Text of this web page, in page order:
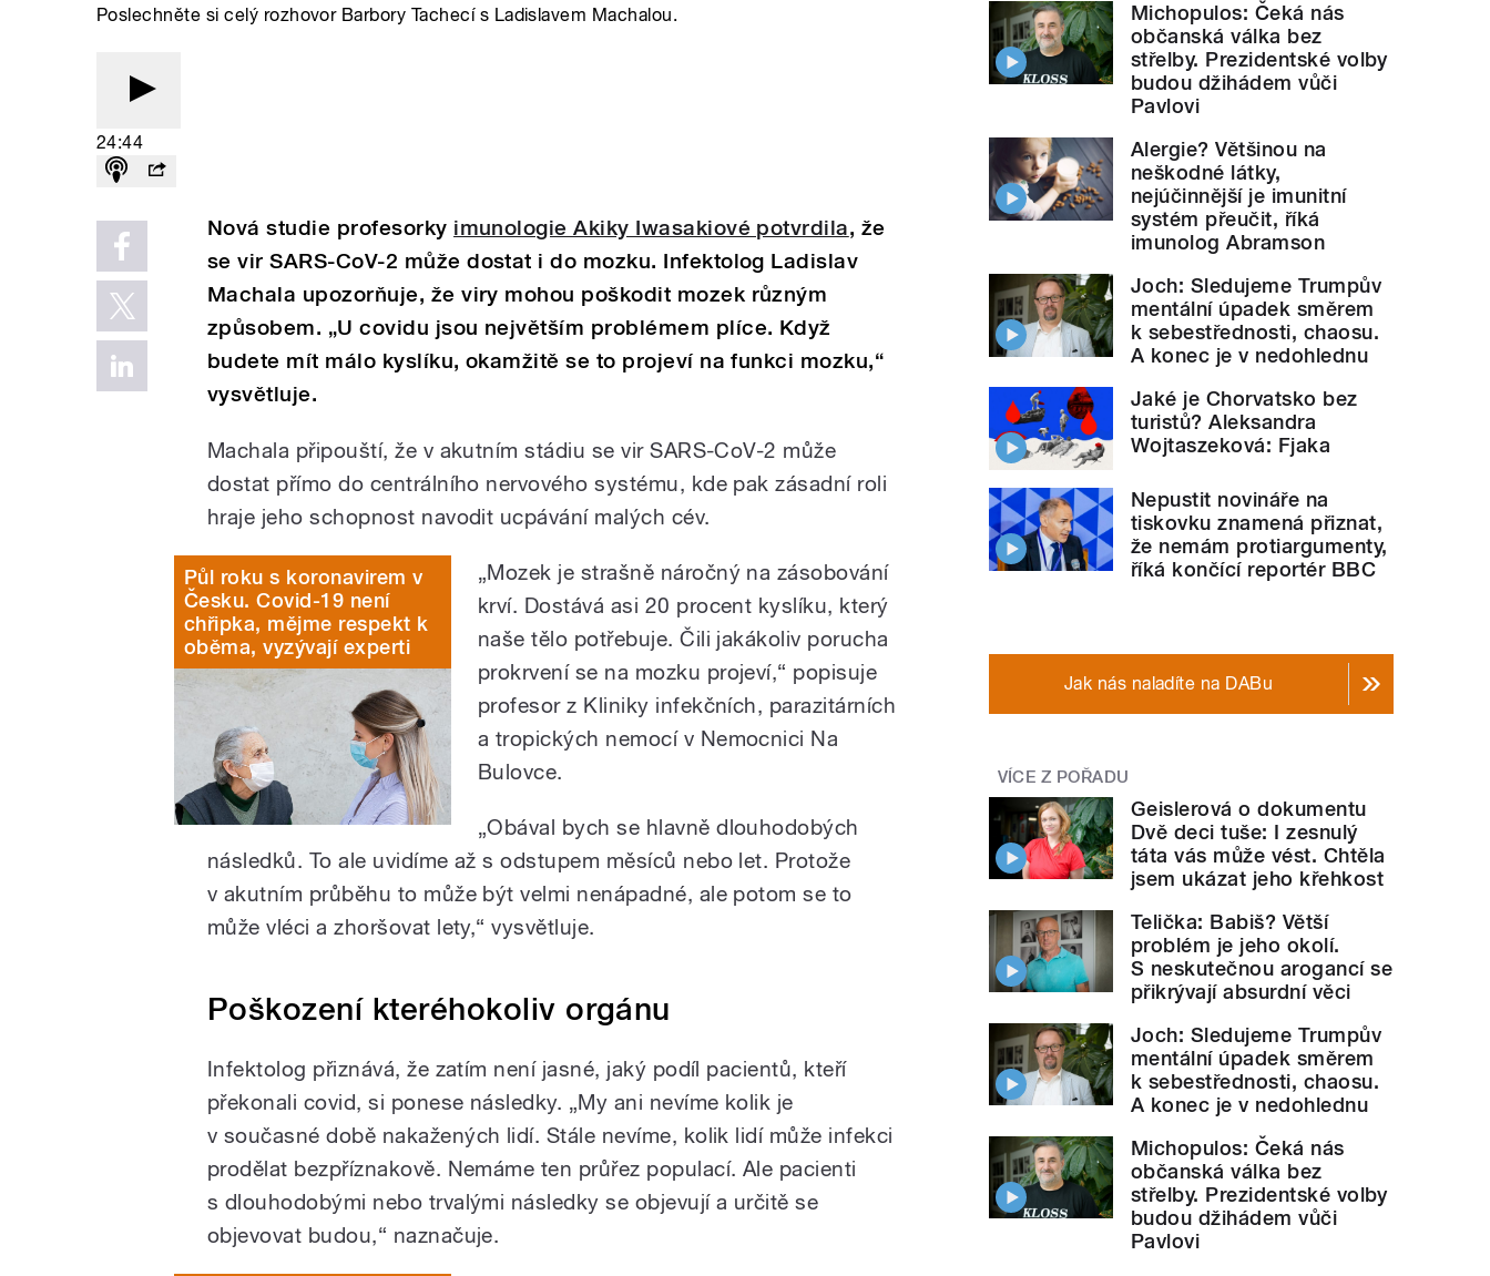
Poslechněte si celý rozhovor Barbory Tachecí s Ladislavem Machalou.
24:44
Nová studie profesorky imunologie Akiky Iwasakiové potvrdila, že
se vir SARS-CoV-2 může dostat i do mozku. Infektolog Ladislav
Machala upozorňuje, že viry mohou poškodit mozek různým
způsobem. „U covidu jsou největším problémem plíce. Když
budete mít málo kyslíku, okamžitě se to projeví na funkci mozku,“
vysvětluje.
Machala připouští, že v akutním stádiu se vir SARS-CoV-2 může
dostat přímo do centrálního nervového systému, kde pak zásadní roli
hraje jeho schopnost navodit ucpávání malých cév.
Půl roku s koronavirem v
Česku. Covid-19 není
chřipka, mějme respekt k
oběma, vyzývají experti
„Mozek je strašně náročný na zásobování
krví. Dostává asi 20 procent kyslíku, který
naše tělo potřebuje. Čili jakákoliv porucha
prokrvení se na mozku projeví,“ popisuje
profesor z Kliniky infekčních, parazitárních
a tropických nemocí v Nemocnici Na
Bulovce.
„Obával bych se hlavně dlouhodobých
následků. To ale uvidíme až s odstupem měsíců nebo let. Protože
v akutním průběhu to může být velmi nenápadné, ale potom se to
může vléci a zhoršovat lety,“ vysvětluje.
Poškození kteréhokoliv orgánu
Infektolog přiznává, že zatím není jasné, jaký podíl pacientů, kteří
překonali covid, si ponese následky. „My ani nevíme kolik je
v současné době nakažených lidí. Stále nevíme, kolik lidí může infekci
prodělat bezpříznakově. Nemáme ten průřez populací. Ale pacienti
s dlouhodobými nebo trvalými následky se objevují a určitě se
objevovat budou,“ naznačuje.
Michopulos: Čeká nás
občanská válka bez
střelby. Prezidentské volby
budou džihádem vůči
Pavlovi
Alergie? Většinou na
neškodné látky,
nejúčinnější je imunitní
systém přeučit, říká
imunolog Abramson
Joch: Sledujeme Trumpův
mentální úpadek směrem
k sebestřednosti, chaosu.
A konec je v nedohlednu
Jaké je Chorvatsko bez
turistů? Aleksandra
Wojtaszeková: Fjaka
Nepustit novináře na
tiskovku znamená přiznat,
že nemám protiargumenty,
říká končící reportér BBC
Jak nás naladíte na DABu
VÍCE Z POŘADU
Geislerová o dokumentu
Dvě deci tuše: I zesnulý
táta vás může vést. Chtěla
jsem ukázat jeho křehkost
Telička: Babiš? Větší
problém je jeho okolí.
S neskutečnou arogancí se
přikrývají absurdní věci
Joch: Sledujeme Trumpův
mentální úpadek směrem
k sebestřednosti, chaosu.
A konec je v nedohlednu
Michopulos: Čeká nás
občanská válka bez
střelby. Prezidentské volby
budou džihádem vůči
Pavlovi